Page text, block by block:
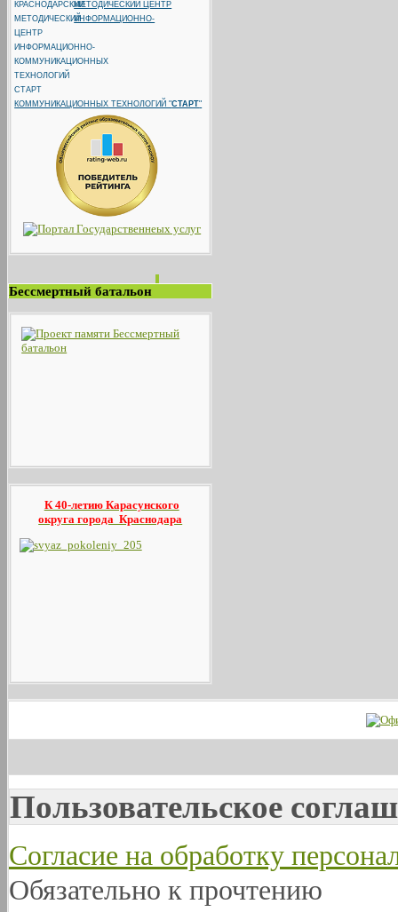
МЕТОДИЧЕСКИЙ ЦЕНТР
ИНФОРМАЦИОННО-
КОММУНИКАЦИОННЫХ ТЕХНОЛОГИЙ "СТАРТ"
Бессмертный батальон
К 40-летию Карасунского
округа города Краснодара
Пользовательское
Согласие на обработку
Обязательно к прочтению